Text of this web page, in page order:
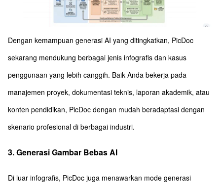
Dengan kemampuan generasi AI yang ditingkatkan, PicDoc
sekarang mendukung berbagai jenis infografis dan kasus
penggunaan yang lebih canggih. Baik Anda bekerja pada
manajemen proyek, dokumentasi teknis, laporan akademik, atau
konten pendidikan, PicDoc dengan mudah beradaptasi dengan
skenario profesional di berbagai industri.
3. Generasi Gambar Bebas AI
Di luar infografis, PicDoc juga menawarkan mode generasi